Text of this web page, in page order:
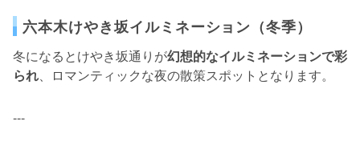
六本木けやき坂イルミネーション（冬季）
冬になるとけやき坂通りが幻想的なイルミネーションで彩
られ、ロマンティックな夜の散策スポットとなります。
---